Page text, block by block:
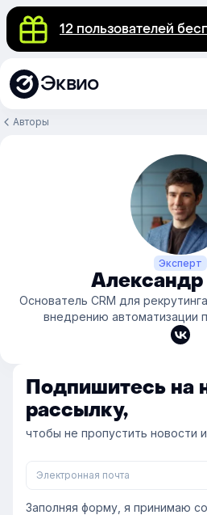
12 пользователей
Эквио
Авторы
Эксперт
Основатель CRM для
внедрению автоматизации
Подпишитесь на
рассылку,
чтобы не пропустить новости
Заполняя форму, я принимаю